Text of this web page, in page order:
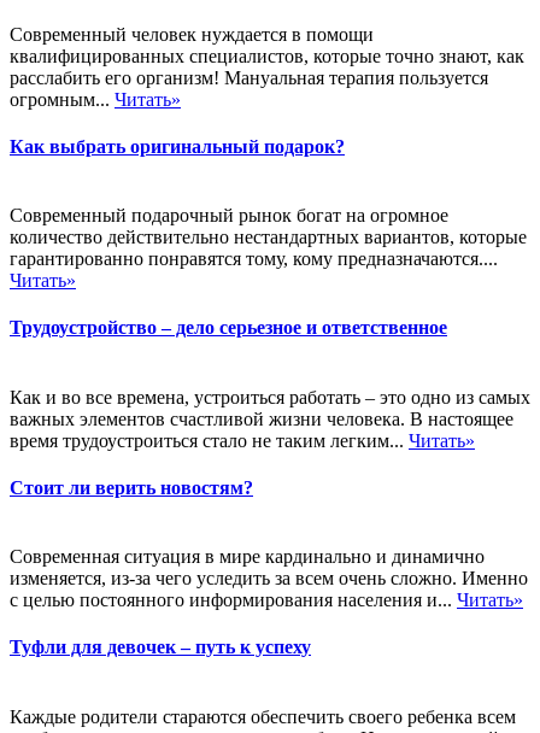
Современный человек нуждается в помощи
квалифицированных специалистов, которые точно знают, как
расслабить его организм! Мануальная терапия пользуется
огромным... Читать»
Как выбрать оригинальный подарок?
Современный подарочный рынок богат на огромное
количество действительно нестандартных вариантов, которые
гарантированно понравятся тому, кому предназначаются....
Читать»
Трудоустройство – дело серьезное и ответственное
Как и во все времена, устроиться работать – это одно из самых
важных элементов счастливой жизни человека. В настоящее
время трудоустроиться стало не таким легким... Читать»
Стоит ли верить новостям?
Современная ситуация в мире кардинально и динамично
изменяется, из-за чего уследить за всем очень сложно. Именно
с целью постоянного информирования населения и... Читать»
Туфли для девочек – путь к успеху
Каждые родители стараются обеспечить своего ребенка всем